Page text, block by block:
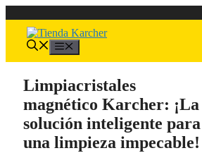
al
contenido
Limpiacristales
magnético Karcher: ¡La
solución inteligente para
una limpieza impecable!